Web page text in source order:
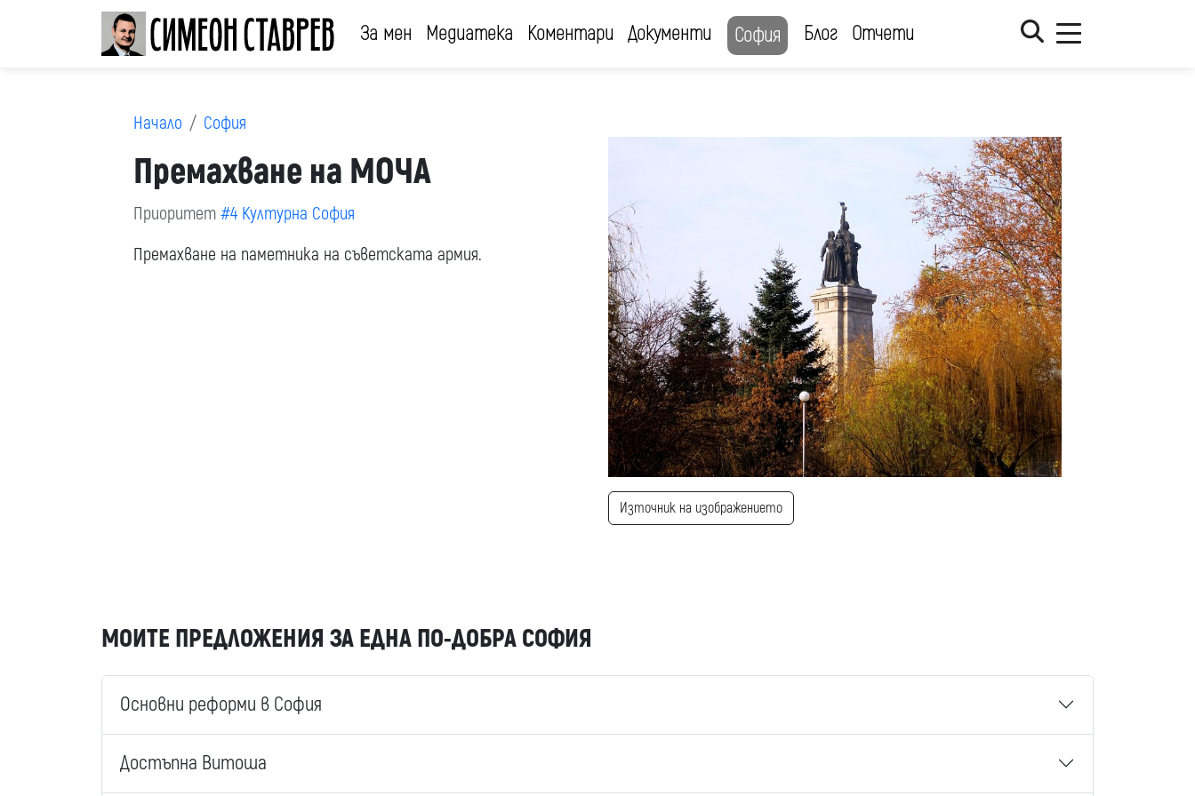
За мен Медиатека Коментари Документи София Блог Отчети
Начало София
Премахване на МОЧА
Приоритет #4 Културна София
Премахване на паметника на съветската армия.
Източник на изображението
МОИТЕ ПРЕДЛОЖЕНИЯ ЗА ЕДНА ПО-ДОБРА СОФИЯ
Основни реформи в София
Достъпна Витоша